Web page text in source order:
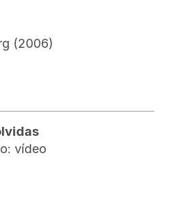
(2006)
vídeo